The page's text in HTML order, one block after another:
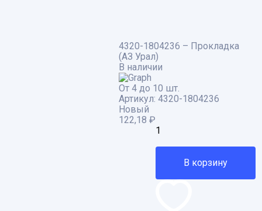
4320-1804236 – Прокладка
(АЗ Урал)
В наличии
От 4 до 10 шт.
Артикул: 4320-1804236
Новый
122,18 ₽
В корзину